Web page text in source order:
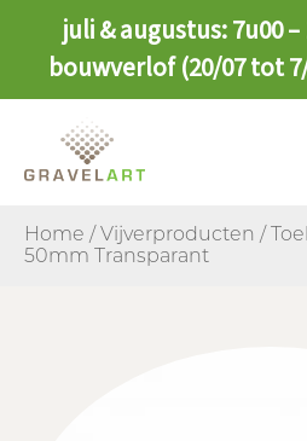
juli & augustus: 7u00
bouwverlof (20/07 tot
Home / Vijverproducten /
50mm Transparant